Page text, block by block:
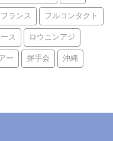
フランス フルコンタクト
ス ロウニンアジ
ー 握手会 沖縄